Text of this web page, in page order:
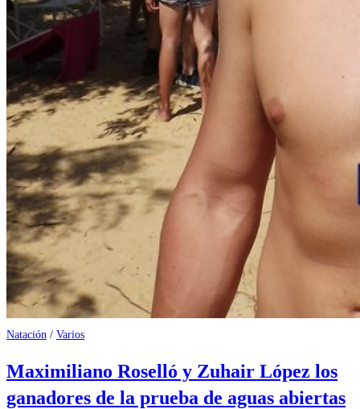
Natación / Varios
Maximiliano Roselló y Zuhair López los
ganadores de la prueba de aguas abiertas